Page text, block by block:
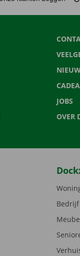
JOBS
OVER